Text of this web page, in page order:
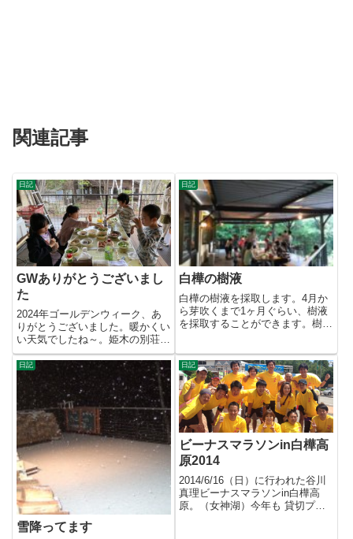
関連記事
日記
GWありがとうございまし
た
2024年ゴールデンウィーク、あ
りがとうございました。暖かくい
い天気でしたね～。姫木の別荘地
は、ちょうど桜が咲いて見頃で...
日記
白樺の樹液
白樺の樹液を採取します。4月か
ら芽吹くまで1ヶ月ぐらい、樹液
を採取することができます。樹液
日記
雪降ってます
日記
ビーナスマラソンin白樺高
原2014
2014/6/16（日）に行われた谷川
真理ビーナスマラソンin白樺高
原。（女神湖）今年も 貸切プラ